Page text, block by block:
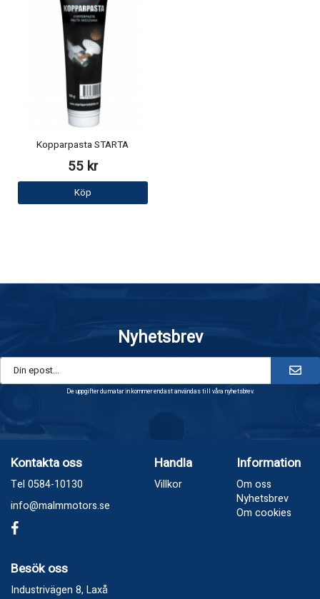
Kopparpasta STARTA
55 kr
Köp
Nyhetsbrev
De uppgifter du matar in kommer endast användas till våra nyhetsbrev.
Kontakta oss
Tel 0584-10130
info@malmmotors.se
Handla
Villkor
Information
Om oss
Nyhetsbrev
Om cookies
Besök oss
Industrivägen 8, Laxå